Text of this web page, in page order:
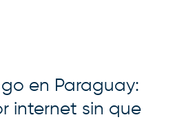
en Paraguay:
internet sin que